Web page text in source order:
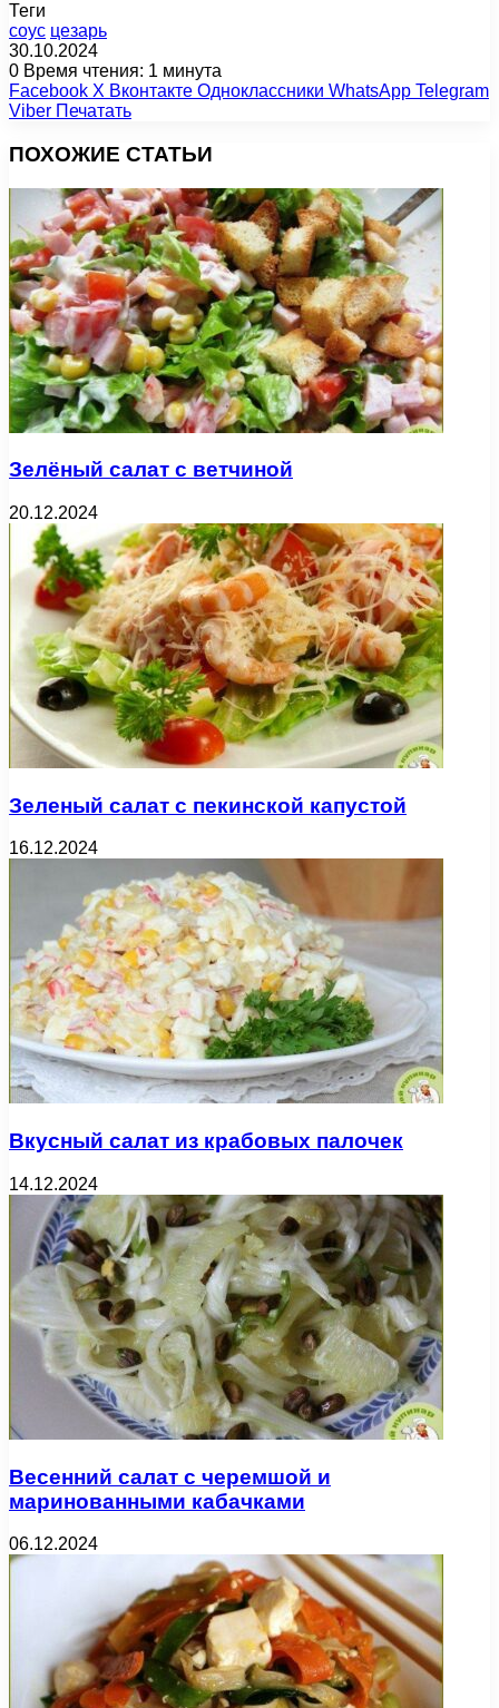
Теги
соус цезарь
30.10.2024
0 Время чтения: 1 минута
Facebook X Вконтакте Одноклассники WhatsApp Telegram
Viber Печатать
ПОХОЖИЕ СТАТЬИ
Зелёный салат с ветчиной
20.12.2024
Зеленый салат с пекинской капустой
16.12.2024
Вкусный салат из крабовых палочек
14.12.2024
Весенний салат с черемшой и
маринованными кабачками
06.12.2024